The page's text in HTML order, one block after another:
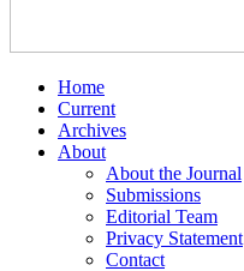
Home
Current
Archives
About
About the Journal
Submissions
Editorial Team
Privacy Statement
Contact